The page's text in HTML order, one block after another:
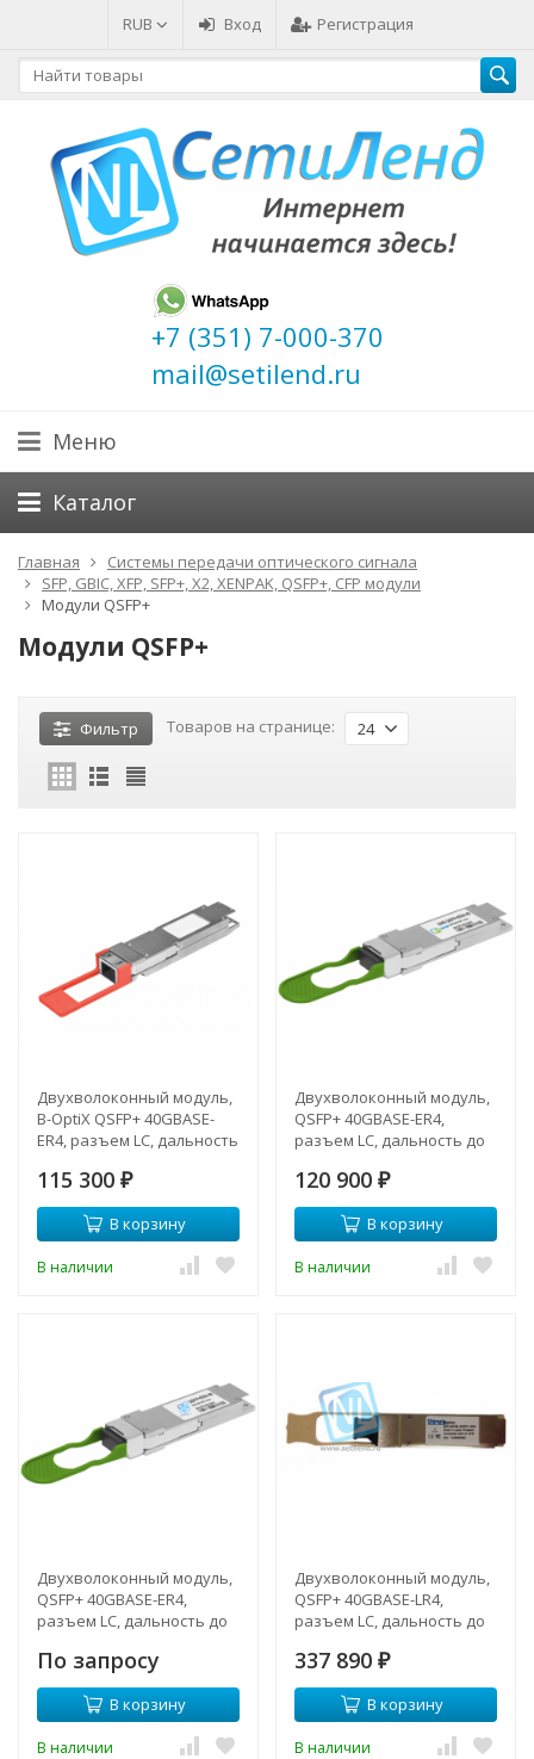
RUB Вход Регистрация
+7 (351) 7-000-370
mail@setilend.ru
Меню
Каталог
Главная
Системы передачи оптического сигнала
SFP, GBIC, XFP, SFP+, X2, XENPAK, QSFP+, CFP модули
Модули QSFP+
Модули QSFP+
Фильтр Товаров на странице: 24
Двухволоконный модуль,
B-OptiX QSFP+ 40GBASE-
ER4, разъем LC, дальность
115 300 ₽
В корзину
В наличии
Двухволоконный модуль,
QSFP+ 40GBASE-ER4,
разъем LC, дальность до
120 900 ₽
В корзину
В наличии
Двухволоконный модуль,
QSFP+ 40GBASE-ER4,
разъем LC, дальность до
По запросу
В корзину
В наличии
Двухволоконный модуль,
QSFP+ 40GBASE-LR4,
разъем LC, дальность до
337 890 ₽
В корзину
В наличии